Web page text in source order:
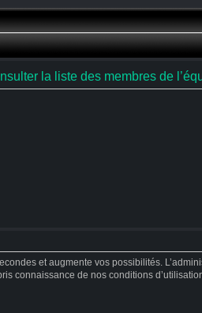
la liste des membres de
et augmente vos possibilités.
connaissance de nos conditions